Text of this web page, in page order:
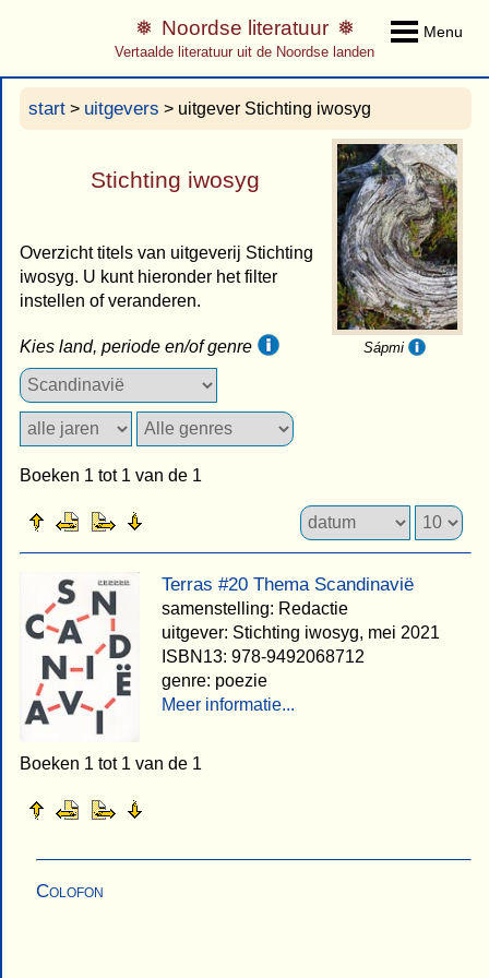
Menu
Noordse literatuur
Vertaalde literatuur uit de Noordse landen
start > uitgevers > uitgever Stichting iwosyg
Sápmi
Stichting iwosyg
Overzicht titels van uitgeverij Stichting
iwosyg. U kunt hieronder het filter
instellen of veranderen.
Kies land, periode en/of genre
Boeken 1 tot 1 van de 1
Terras #20 Thema Scandinavië
samenstelling: Redactie
uitgever: Stichting iwosyg, mei 2021
ISBN13: 978-9492068712
genre: poezie
Meer informatie...
Boeken 1 tot 1 van de 1
Colofon